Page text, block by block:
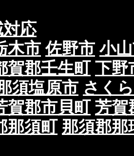
応
木市 佐野市 小
賀郡壬生町 下野
須塩原市 さく
賀郡市貝町 芳賀
那須町 那須郡那